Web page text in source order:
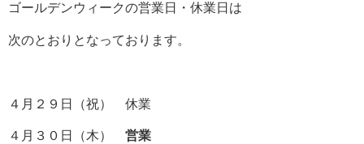
ゴールデンウィークの営業日・休業日は
次のとおりとなっております。
４月２９日（祝） 休業
４月３０日（木） 営業